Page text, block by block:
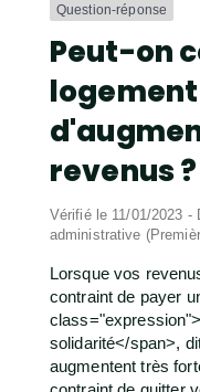
Question-réponse
Peut-on
revenus ?
Vérifié le 11/01/2023 -
administrative
Lorsque vos
contraint de payer
solidarité</span>,
augmentent très